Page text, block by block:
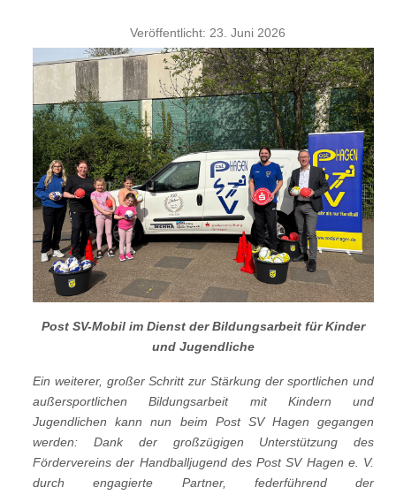
Veröffentlicht: 23. Juni 2026
Post SV-Mobil im Dienst der Bildungsarbeit für Kinder
und Jugendliche
Ein weiterer, großer Schritt zur Stärkung der sportlichen und
außersportlichen Bildungsarbeit mit Kindern und
Jugendlichen kann nun beim Post SV Hagen gegangen
werden: Dank der großzügigen Unterstützung des
Fördervereins der Handballjugend des Post SV Hagen e. V.
durch engagierte Partner, federführend der